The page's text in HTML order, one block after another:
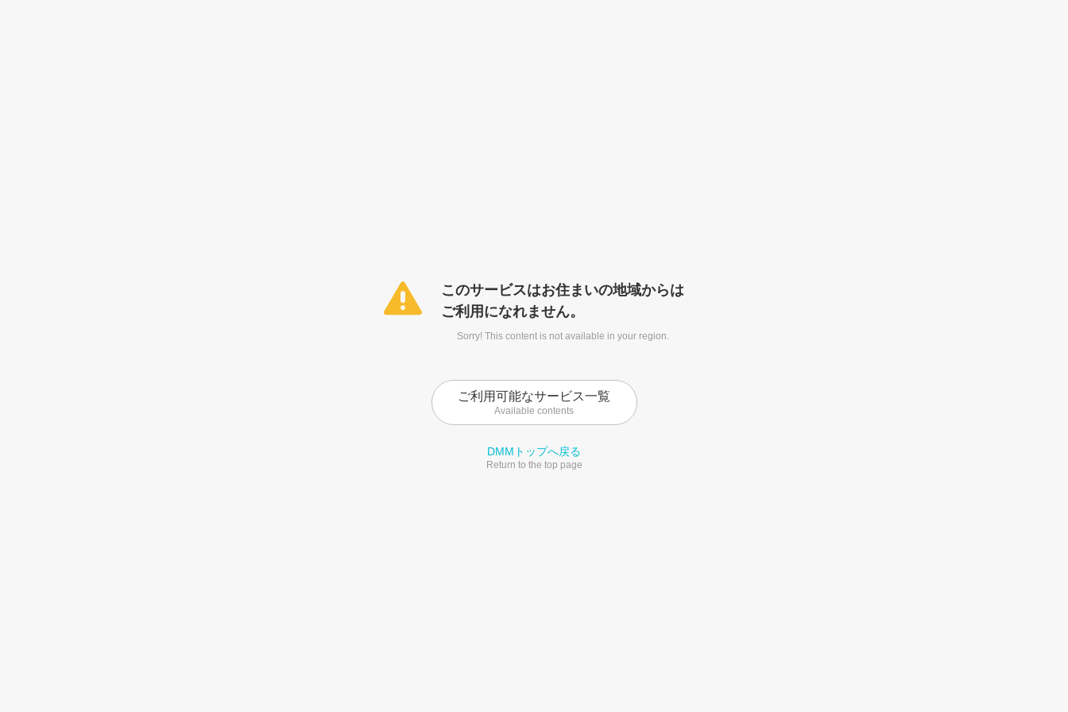
このサービスはお住まいの地域からは
ご利用になれません。
Sorry! This content is not available in your region.
ご利用可能なサービス一覧
Available contents
DMMトップへ戻る
Return to the top page